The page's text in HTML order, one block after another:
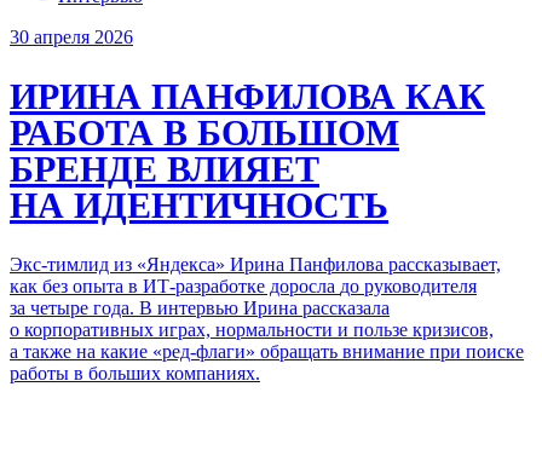
30 апреля 2026
ИРИНА ПАНФИЛОВА КАК
РАБОТА В БОЛЬШОМ
БРЕНДЕ ВЛИЯЕТ
НА ИДЕНТИЧНОСТЬ
Экс-тимлид из «Яндекса» Ирина Панфилова рассказывает,
как без опыта в ИТ-разработке доросла до руководителя
за четыре года. В интервью Ирина рассказала
о корпоративных играх, нормальности и пользе кризисов,
а также на какие «ред-флаги» обращать внимание при поиске
работы в больших компаниях.